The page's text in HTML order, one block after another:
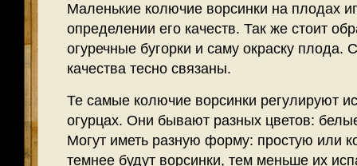
Маленькие колючие ворсинки на плодах
определении его качеств. Так же стоит
огуречные бугорки и саму окраску плода.
качества тесно связаны.
Те самые колючие ворсинки регулируют
огурцах. Они бывают разных цветов:
Могут иметь разную форму: простую или
темнее будут ворсинки, тем меньше их